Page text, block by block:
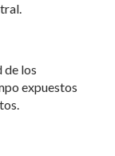
de los
expuestos